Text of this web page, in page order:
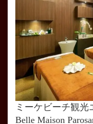
ミーケビーチ観光
Belle Maison